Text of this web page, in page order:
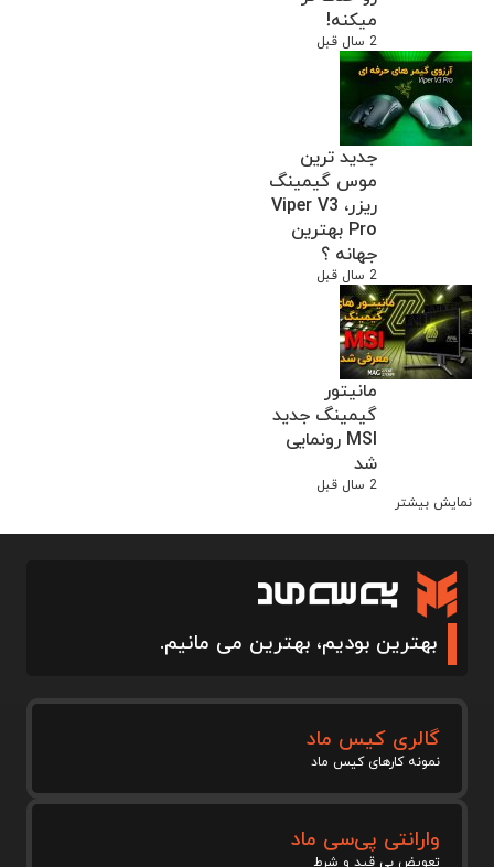
میکنه!
2 سال قبل
جدید ترین
موس گیمینگ
ریزر، Viper V3
Pro بهترین
جهانه ؟
2 سال قبل
مانیتور
گیمینگ جدید
MSI رونمایی
شد
2 سال قبل
نمایش بیشتر
بهترین بودیم، بهترین می مانیم.
گالری کیس ماد
نمونه کارهای کیس ماد
وارانتی پی‌سی ماد
تعویض بی قید و شرط